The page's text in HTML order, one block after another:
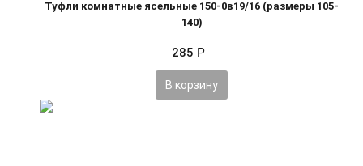
Туфли комнатные ясельные 150-0в19/16 (размеры 105-
140)
285 Р
В корзину